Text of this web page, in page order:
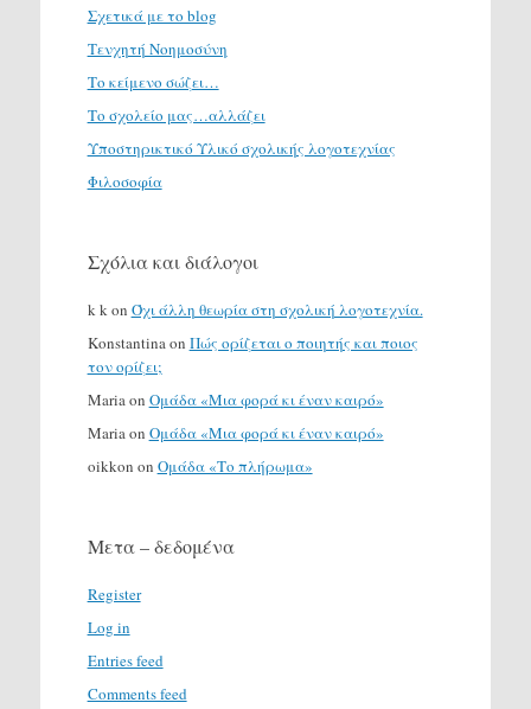
Σχετικά με το blog
Τενχητή Νοημοσύνη
Το κείμενο σώζει…
Το σχολείο μας…αλλάζει
Υποστηρικτικό Υλικό σχολικής λογοτεχνίας
Φιλοσοφία
Σχόλια και διάλογοι
k kon Όχι άλλη θεωρία στη σχολική λογοτεχνία.
Konstantinaon Πώς ορίζεται ο ποιητής και ποιος
τον ορίζει;
Mariaon Ομάδα «Μια φορά κι έναν καιρό»
Mariaon Ομάδα «Μια φορά κι έναν καιρό»
oikkon on Ομάδα «Το πλήρωμα»
Μετα – δεδομένα
Register
Log in
Entries feed
Comments feed